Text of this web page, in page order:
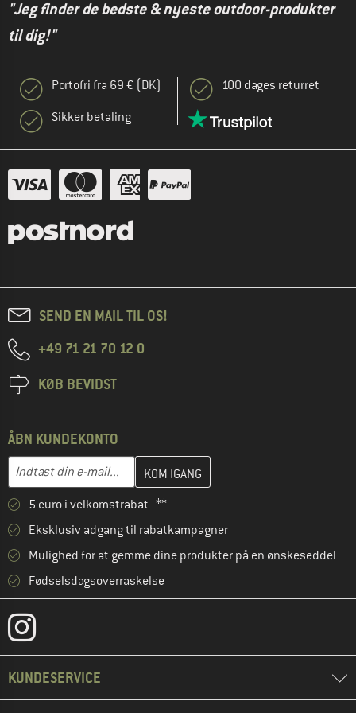
"Jeg finder de bedste & nyeste outdoor-produkter
til dig!"
Portofri fra 69 € (DK)
Sikker betaling
100 dages returret
SEND EN MAIL TIL OS!
+49 71 21 70 12 0
KØB BEVIDST
ÅBN KUNDEKONTO
E-mail-adresse
Indtast din e-mailadresse her, og opret i næste trin din
5 euro i velkomstrabat **
Eksklusiv adgang til rabatkampagner
Mulighed for at gemme dine produkter på en ønskeseddel
Fødselsdagsoverraskelse
KUNDESERVICE